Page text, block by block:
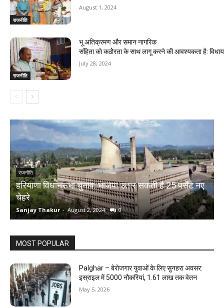
राजनीति
August 1, 2024
राजनीति
भू अतिक्रमण और समान नागरिक
संहिता काे कठाेेरता के साथ लागू करने की आवश्यकता है:
July 28, 2024
राजनीति
हरियाणा विधानसभा चुनाव: भाजपा उतार सकती है 25 पर्सेंट नए
चेहरे
Sanjay Thakur - August 2, 2024 0
MOST POPULAR
Palghar – बेरोजगार युवाओं के लिए सुनहरा अवसर:
इस्राइल में 5000 नौकरियां, ₹1.61 लाख तक वेतन
May 5, 2026